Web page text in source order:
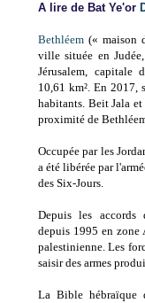
A lire de Bat Ye'or
Bethléem (« maison
ville située en
Jérusalem, capitale
10,61 km². En 2017,
habitants. Beit Jala
proximité de
Occupée par les
a été libérée par
des Six-Jours.
Depuis les
depuis 1995 en
palestinienne. Les
saisir des armes
La Bible hébraïque